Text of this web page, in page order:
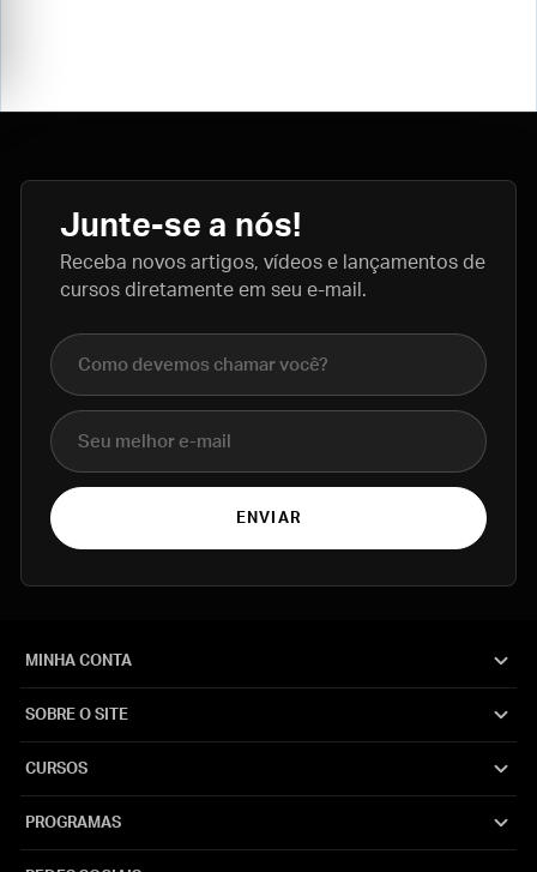
Junte-se a nós!
Receba novos artigos, vídeos e lançamentos de
cursos diretamente em seu e-mail.
Nome completo
E-mail
ENVIAR
MINHA CONTA
SOBRE O SITE
CURSOS
PROGRAMAS